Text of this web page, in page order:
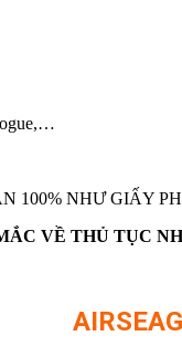
100% NHƯ GIẤY
VỀ THỦ TỤC